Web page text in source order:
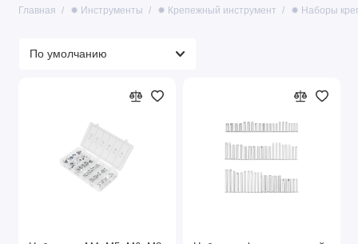
Главная ✹ Инструменты ✹ Крепежный инструмент ✹ Наборы